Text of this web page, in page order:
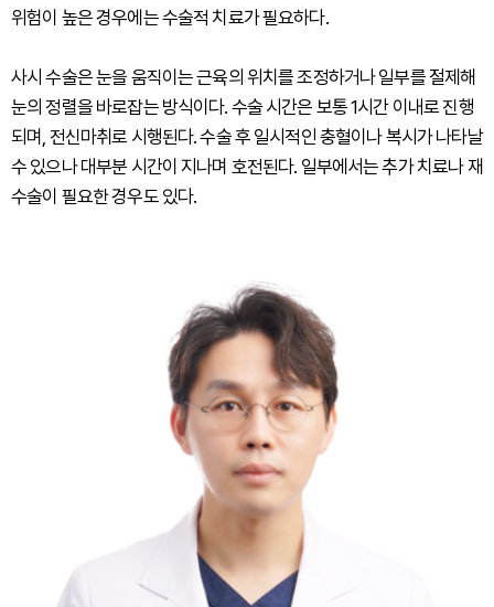
위험이 높은 경우에는 수술적 치료가 필요하다.
사시 수술은 눈을 움직이는 근육의 위치를 조정하거나 일부를 절제해
눈의 정렬을 바로잡는 방식이다. 수술 시간은 보통 1시간 이내로 진행
되며, 전신마취로 시행된다. 수술 후 일시적인 충혈이나 복시가 나타날
수 있으나 대부분 시간이 지나며 호전된다. 일부에서는 추가 치료나 재
수술이 필요한 경우도 있다.